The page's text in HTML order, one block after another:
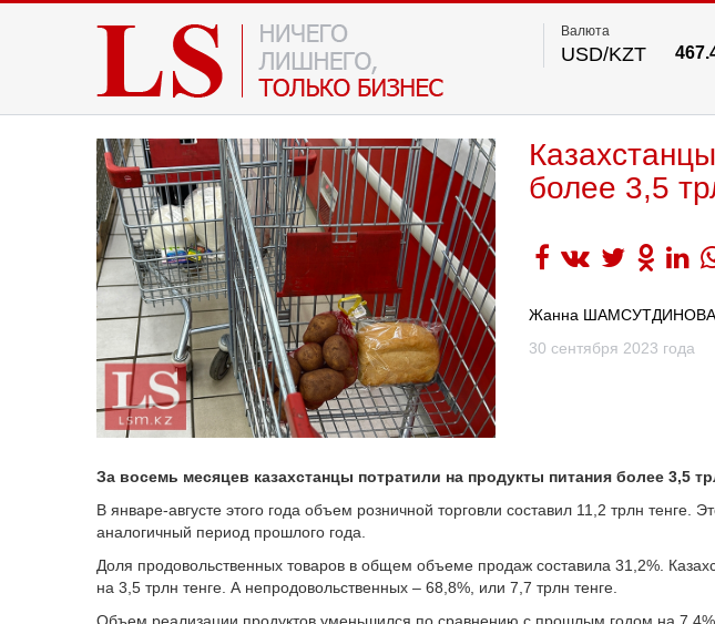
Валюта
USD/KZT
более 3,5
Жанна ШАМСУТДИНОВА
30 сентября 2023 года
За восемь месяцев казахстанцы потратили на продукты питания более 3,5
В январе-августе этого года объем розничной торговли составил 11,2 трлн тенге.
аналогичный период прошлого года.
Доля продовольственных товаров в общем объеме продаж составила 31,2%.
на 3,5 трлн тенге. А непродовольственных – 68,8%, или 7,7 трлн тенге.